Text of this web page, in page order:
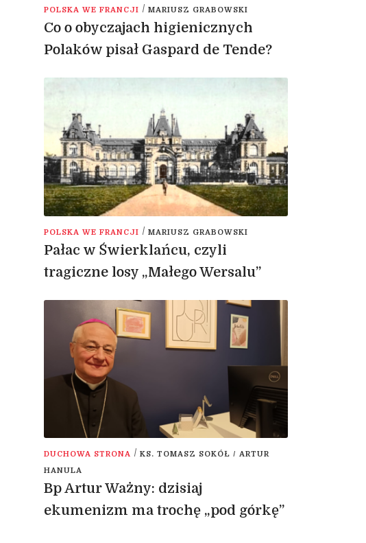
POLSKA WE FRANCJI / MARIUSZ GRABOWSKI
Co o obyczajach higienicznych
Polaków pisał Gaspard de Tende?
POLSKA WE FRANCJI / MARIUSZ GRABOWSKI
Pałac w Świerklańcu, czyli
tragiczne losy „Małego Wersalu”
DUCHOWA STRONA / KS. TOMASZ SOKÓŁ / ARTUR
HANULA
Bp Artur Ważny: dzisiaj
ekumenizm ma trochę „pod górkę”